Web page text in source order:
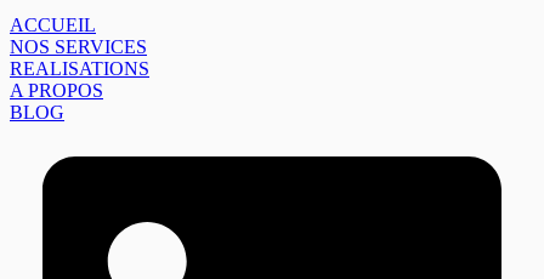
ACCUEIL
NOS SERVICES
REALISATIONS
A PROPOS
BLOG